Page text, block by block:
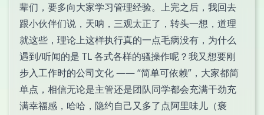
辈们，要多向大家学习管理经验。上完之后，我回去
跟小伙伴们说，天呐，三观太正了，转头一想，道理
就这些，理论上这样执行真的一点毛病没有，为什么
遇到/听闻的是 TL 各式各样的骚操作呢？我又想要刚
步入工作时的公司文化 —— “简单可依赖”，大家都简
单点，相信无论是主管还是团队同学都会充满干劲充
满幸福感，哈哈，隐约自己又多了点阿里味儿（褒